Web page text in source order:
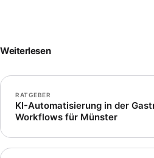
Weiterlesen
RATGEBER
KI-Automatisierung in der
Workflows für Münster